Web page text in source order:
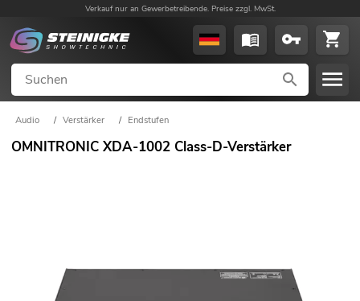
Verkauf nur an Gewerbetreibende. Preise zzgl. MwSt.
Audio / Verstärker / Endstufen
OMNITRONIC XDA-1002 Class-D-Verstärker